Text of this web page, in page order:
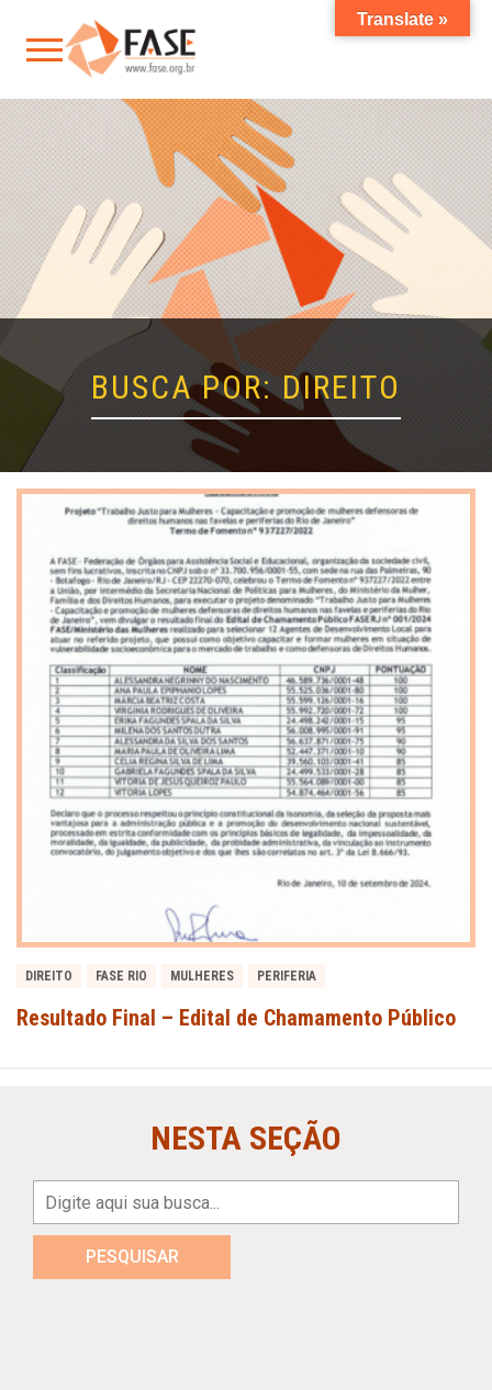
BUSCA POR: DIREITO
DIREITO FASE RIO MULHERES PERIFERIA
Resultado Final – Edital de Chamamento Público
NESTA SEÇÃO
PESQUISAR
Translate »